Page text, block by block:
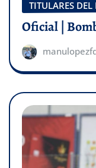
TITULARES
Oficial |